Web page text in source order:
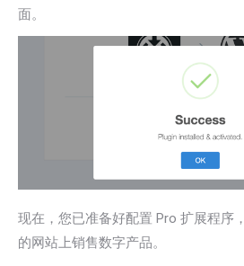
面。
现在，您已准备好配置 Pro 扩展程序
的网站上销售数字产品。